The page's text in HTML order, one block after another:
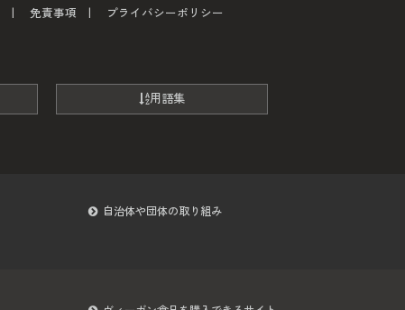
免責事項 プライバシーポリシー
用語集
自治体や団体の取り組み